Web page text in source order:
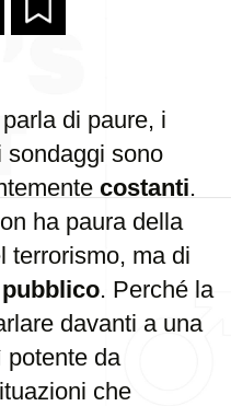
di paure, i
sondaggi sono
costanti.
ha paura della
terrorismo, ma di
. Perché la
davanti a una
potente da
che